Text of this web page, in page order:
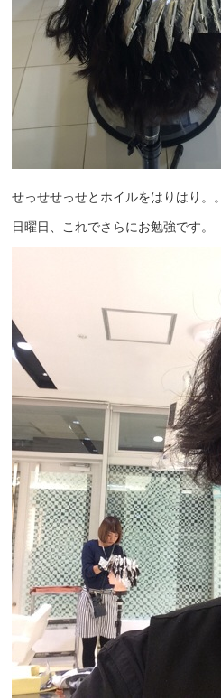
せっせせっせとホイルをはりはり。。
日曜日、これでさらにお勉強です。